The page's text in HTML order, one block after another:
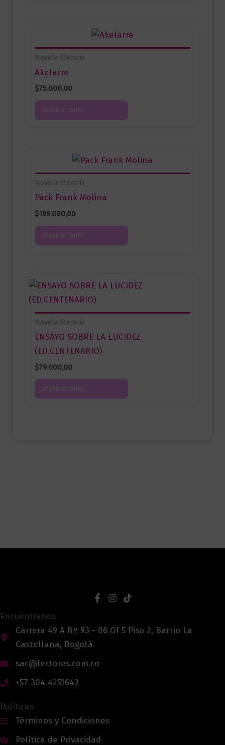
Novela literaria
Akelarre
$75.000,00
Añadir al carrito
Novela literaria
Pack Frank Molina
$169.000,00
Añadir al carrito
Novela literaria
ENSAYO SOBRE LA LUCIDEZ
(ED.CENTENARIO)
$79.000,00
Añadir al carrito
Encuéntranos
Carrera 49 A Nº 93 - 06 Of 5 Piso 2, Barrio La
Castellana, Bogotá.
sac@lectores.com.co
+57 304 4251642
Políticas
Términos y Condiciones
Política de Privacidad